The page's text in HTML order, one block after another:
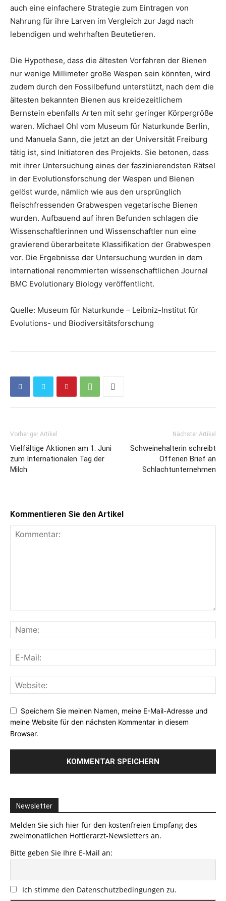
auch eine einfachere Strategie zum Eintragen von
Nahrung für ihre Larven im Vergleich zur Jagd nach
lebendigen und wehrhaften Beutetieren.
Die Hypothese, dass die ältesten Vorfahren der Bienen
nur wenige Millimeter große Wespen sein könnten, wird
zudem durch den Fossilbefund unterstützt, nach dem die
ältesten bekannten Bienen aus kreidezeitlichem
Bernstein ebenfalls Arten mit sehr geringer Körpergröße
waren. Michael Ohl vom Museum für Naturkunde Berlin,
und Manuela Sann, die jetzt an der Universität Freiburg
tätig ist, sind Initiatoren des Projekts. Sie betonen, dass
mit ihrer Untersuchung eines der faszinierendsten Rätsel
in der Evolutionsforschung der Wespen und Bienen
gelöst wurde, nämlich wie aus den ursprünglich
fleischfressenden Grabwespen vegetarische Bienen
wurden. Aufbauend auf ihren Befunden schlagen die
Wissenschaftlerinnen und Wissenschaftler nun eine
gravierend überarbeitete Klassifikation der Grabwespen
vor. Die Ergebnisse der Untersuchung wurden in dem
international renommierten wissenschaftlichen Journal
BMC Evolutionary Biology veröffentlicht.
Quelle: Museum für Naturkunde – Leibniz-Institut für
Evolutions- und Biodiversitätsforschung
Vorheriger Artikel
Vielfältige Aktionen am 1. Juni
zum Internationalen Tag der
Milch
Nächster Artikel
Schweinehalterin schreibt
Offenen Brief an
Schlachtunternehmen
Kommentieren Sie den Artikel
Speichern Sie meinen Namen, meine E-Mail-Adresse und
meine Website für den nächsten Kommentar in diesem
Browser.
Newsletter
Melden Sie sich hier für den kostenfreien Empfang des
zweimonatlichen Hoftierarzt-Newsletters an.
Bitte geben Sie Ihre E-Mail an:
Ich stimme den Datenschutzbedingungen zu.